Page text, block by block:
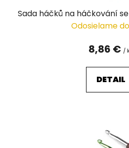
Sada háčků na háčkování
Odosielame
8,86 € /
DETAIL